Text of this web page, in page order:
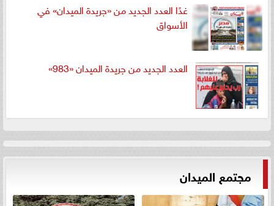
غدًا العدد الجديد من «جريدة الميدان» في
الأسواق
العدد الجديد من جريدة الميدان «983»
مجتمع الميدان